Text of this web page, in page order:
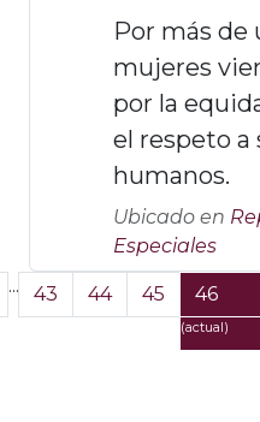
Por más de
mujeres
por la
el respeto a
humanos.
Ubicado en
Especiales
...
43 44 45 46
(actual)